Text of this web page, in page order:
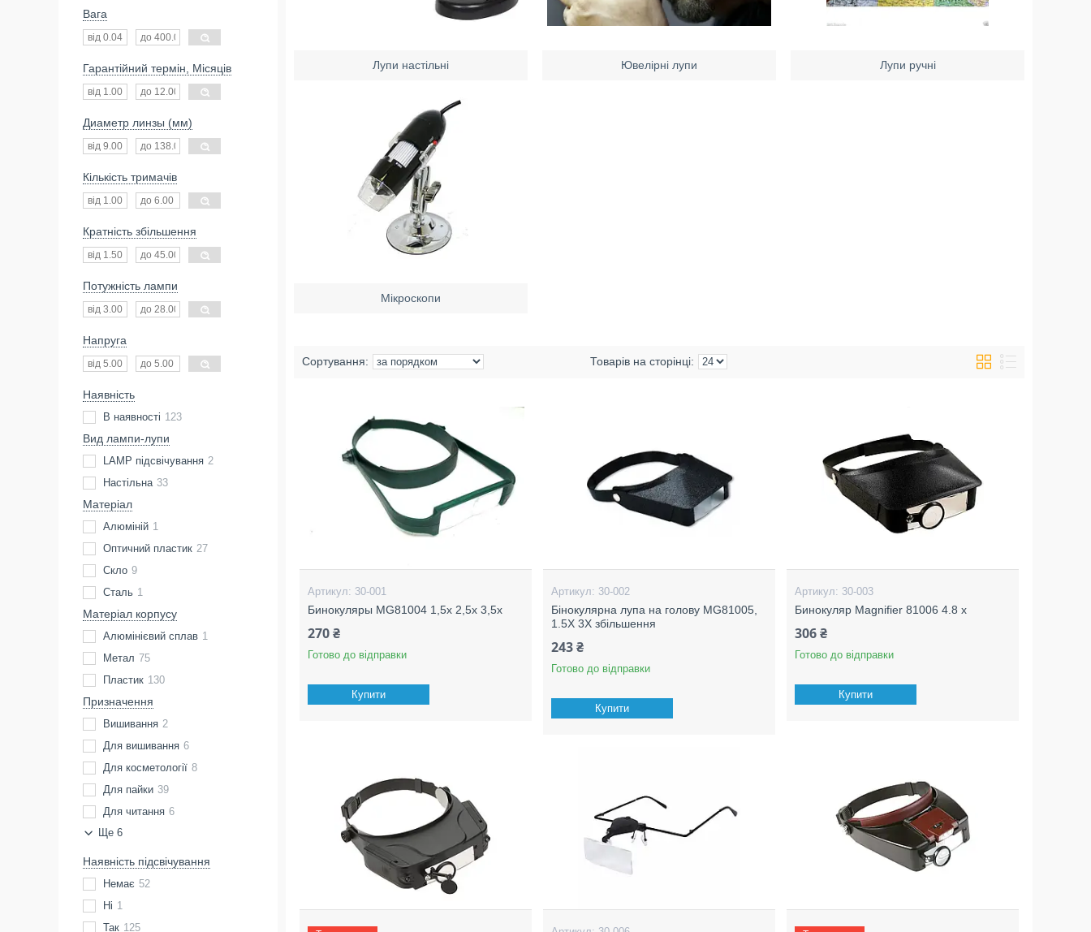
Лупи настільні Ювелірні лупи Лупи ручні
Мікроскопи
30-001
Бинокуляры MG81004 1,5х 2,5x 3,5х
270 ₴
Готово до відправки
Купити
30-002
Бінокулярна лупа на голову MG81005,
1.5X 3X збільшення
243 ₴
Готово до відправки
Купити
30-003
Бинокуляр Magnifier 81006 4.8 x
306 ₴
Готово до відправки
Купити
Вага
Гарантійний термін, Місяців
Диаметр линзы (мм)
Кількість тримачів
Кратність збільшення
Потужність лампи
Напруга
Наявність
В наявності 123
Вид лампи-лупи
LAMP підсвічування 2
Настільна 33
Матеріал
Алюміній 1
Оптичний пластик 27
Скло 9
Сталь 1
Матеріал корпусу
Алюмінієвий сплав 1
Метал 75
Пластик 130
Призначення
Вишивання 2
Для вишивання 6
Для косметології 8
Для пайки 39
Для читання 6
Ще 6
Наявність підсвічування
Немає 52
Ні 1
Так 125